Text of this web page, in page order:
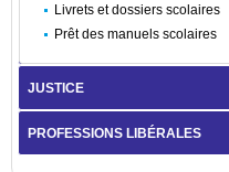
Livrets et dossiers scolaires
Prêt des manuels scolaires
JUSTICE
PROFESSIONS LIBÉRALES